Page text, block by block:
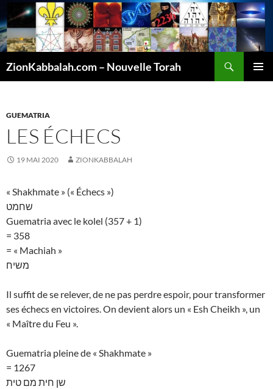
ZionKabbalah.com – Nouvelle Torah
GUEMATRIA
LES ÉCHECS
19 MAI 2020 ZIONKABBALAH
« Shakhmate » (« Échecs »)
שחמט
Guematria avec le kolel (357 + 1)
= 358
= « Machiah »
משיח
Il suffit de se relever, de ne pas perdre espoir, pour transformer
ses échecs en victoires. On devient alors un « Esh Cheikh », un
« Maître du Feu ».
Guematria pleine de « Shakhmate »
= 1267
שן חית מם טית